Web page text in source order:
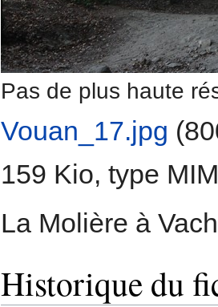
Pas de plus haute
Vouan_17.jpg
159 Kio, type
La Molière à
Historique du